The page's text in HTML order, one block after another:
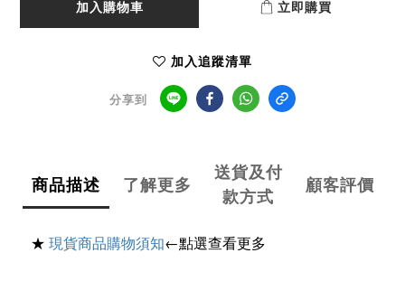
加入購物車 立即購買
加入追蹤清單
分享到
商品描述 了解更多
送貨及付
款方式
顧客評價
★ 現貨商品購物須知←點選查看更多